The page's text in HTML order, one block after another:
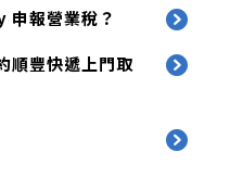
報營業稅？
順豐快遞上門取